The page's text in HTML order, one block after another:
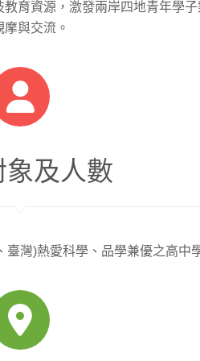
育資源，激發兩岸四地青年學
與交流。
象及人數
灣)熱愛科學、品學兼優之高中